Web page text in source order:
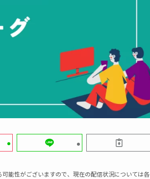
能性がございますので、現在の配信状況については各